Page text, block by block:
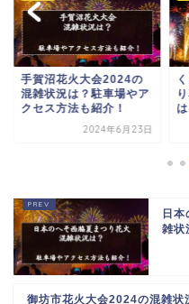
沼花火大会2024の
状況は？駐車場やア
ス方法も紹介！
2024年6月23日
くんねっ
り花火
は？穴
日
雑状
御坊市花火大会2024の混雑状